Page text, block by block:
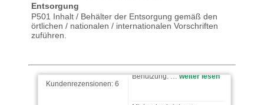
Entsorgung
P501 Inhalt / Behälter der Entsorgung gemäß den
örtlichen / nationalen / internationalen Vorschriften
zuführen.
Kundenrezensionen: 6
Hatte schon soviele "extrem",